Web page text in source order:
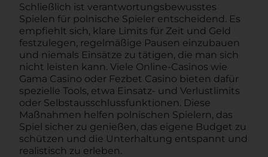
Schließlich ist verantwortungsbewusstes
Spielen für polnische Spieler entscheidend. Es
empfiehlt sich, klare Limits für Zeit und Geld
festzulegen, regelmäßige Pausen einzubauen
und niemals Einsätze zu tätigen, die man sich
nicht leisten kann. Viele Online‑Casinos wie
Gama Casino oder Fezbet Casino bieten dafür
spezielle Tools, etwa Einsatz- und Verlustlimits
oder Selbstausschlussfunktionen. Diese
Maßnahmen helfen polnischen Spielern, das
Spiel sicher zu genießen, das eigene Budget zu
schützen und die Unterhaltung entspannt und
realistisch zu erleben.